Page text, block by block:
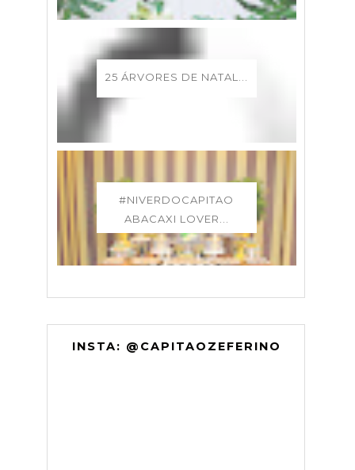
25 ÁRVORES DE NATAL...
#NIVERDOCAPITAO
ABACAXI LOVER...
INSTA: @CAPITAOZEFERINO